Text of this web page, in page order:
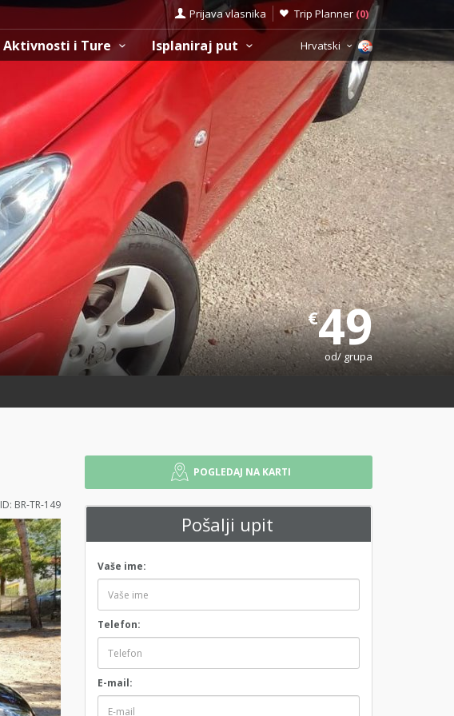
Prijava vlasnika Trip Planner (0)
Aktivnosti i Ture Isplaniraj put Hrvatski
€49
od/ grupa
ID: BR-TR-149
POGLEDAJ NA KARTI
Pošalji upit
Vaše ime:
Telefon:
E-mail: